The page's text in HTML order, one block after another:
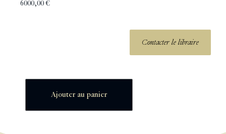
6000,00€
Contacter le libraire
Ajouter au panier